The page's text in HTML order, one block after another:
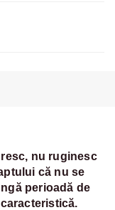
nu ruginesc
că nu se
perioadă de